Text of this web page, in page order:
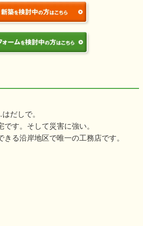
だしで。
す。そして災害に強い。
きる沿岸地区で唯一の工務店です。